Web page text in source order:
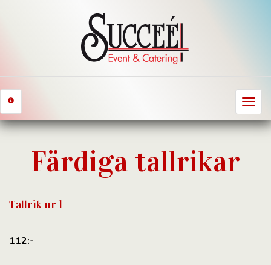
Toggle
Färdiga tallrikar
Tallrik nr 1
112:-